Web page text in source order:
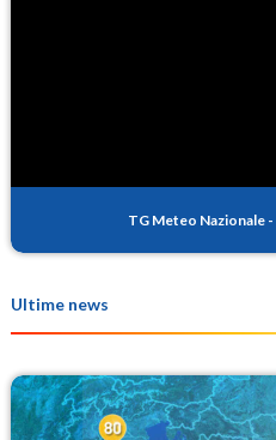
TG Meteo Nazionale -
Ultime news